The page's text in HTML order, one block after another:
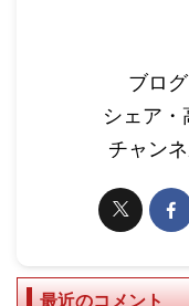
ブロ
シェア・
チャン
最近のコメント